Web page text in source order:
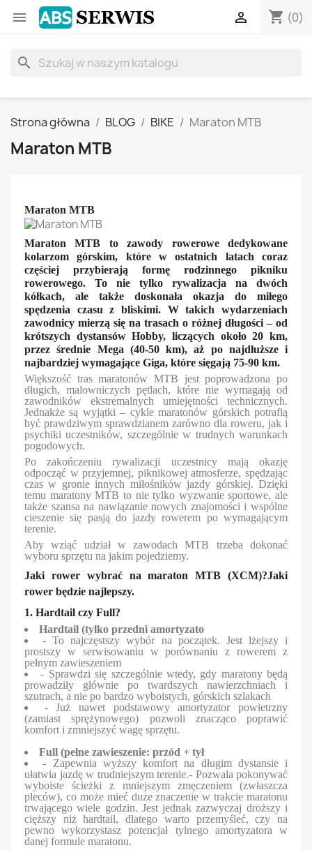
 shopping_cart (0)

search
Strona główna BLOG BIKE Maraton MTB
Maraton MTB
Maraton MTB
Maraton MTB to zawody rowerowe dedykowane
kolarzom górskim, które w ostatnich latach coraz
częściej przybierają formę rodzinnego pikniku
rowerowego. To nie tylko rywalizacja na dwóch
kółkach, ale także doskonała okazja do miłego
spędzenia czasu z bliskimi. W takich wydarzeniach
zawodnicy mierzą się na trasach o różnej długości – od
krótszych dystansów Hobby, liczących około 20 km,
przez średnie Mega (40-50 km), aż po najdłuższe i
najbardziej wymagające Giga, które sięgają 75-90 km.
Większość tras maratonów MTB jest poprowadzona po
długich, malowniczych pętlach, które nie wymagają od
zawodników ekstremalnych umiejętności technicznych.
Jednakże są wyjątki – cykle maratonów górskich potrafią
być prawdziwym sprawdzianem zarówno dla roweru, jak i
psychiki uczestników, szczególnie w trudnych warunkach
pogodowych.
Po zakończeniu rywalizacji uczestnicy mają okazję
odpocząć w przyjemnej, piknikowej atmosferze, spędzając
czas w gronie innych miłośników jazdy górskiej. Dzięki
temu maratony MTB to nie tylko wyzwanie sportowe, ale
także szansa na nawiązanie nowych znajomości i wspólne
cieszenie się pasją do jazdy rowerem po wymagającym
terenie.
Aby wziąć udział w zawodach MTB trzeba dokonać
wyboru sprzętu na jakim pojedziemy.
Jaki rower wybrać na maraton MTB (XCM)?Jaki
rower będzie najlepszy.
1. Hardtail czy Full?
Hardtail (tylko przedni amortyzato
- To najczęstszy wybór na początek. Jest lżejszy i
prostszy w serwisowaniu w porównaniu z rowerem z
pełnym zawieszeniem
- Sprawdzi się szczególnie wtedy, gdy maratony będą
prowadziły głównie po twardszych nawierzchniach i
szutrach, a nie po bardzo wyboistych, górskich szlakach
- Już nawet podstawowy amortyzator powietrzny
(zamiast sprężynowego) pozwoli znacząco poprawić
komfort i zmniejszyć wagę sprzętu.
Full (pełne zawieszenie: przód + tył
- Zapewnia wyższy komfort na długim dystansie i
ułatwia jazdę w trudniejszym terenie.- Pozwala pokonywać
wyboiste ścieżki z mniejszym zmęczeniem (zwłaszcza
pleców), co może mieć duże znaczenie w trakcie maratonu
trwającego wiele godzin. Jest jednak zazwyczaj droższy i
cięższy niż hardtail, dlatego warto przemyśleć, czy na
pewno wykorzystasz potencjał tylnego amortyzatora w
danej formule maratonu.